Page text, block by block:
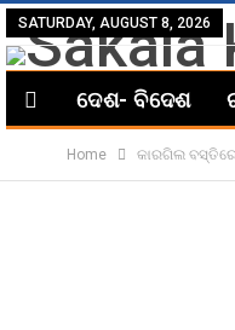
SATURDAY, AUGUST 8, 2026
ଦେଶ- ବିଦେଶ
Home କାରଗିଲ